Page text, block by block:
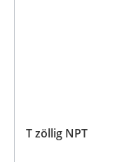
T zöllig NPT